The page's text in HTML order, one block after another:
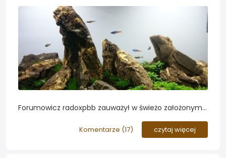
Forumowicz radoxpbb zauważył w świeżo założonym
osad oraz glony nitkowate. Przyjrzymy się jego jego
akwarium i spróbujemy ograniczyć wzrost glonów...
Komentarze (17) czytaj więcej